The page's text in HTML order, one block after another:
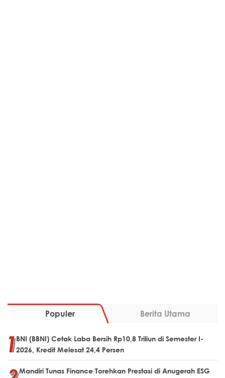
Populer Berita Utama
BNI (BBNI) Cetak Laba Bersih Rp10,8 Triliun di Semester I-
2026, Kredit Melesat 24,4 Persen
Mandiri Tunas Finance Torehkan Prestasi di Anugerah ESG